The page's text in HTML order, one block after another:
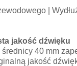
|
jakość dźwięku
40 mm
jakość